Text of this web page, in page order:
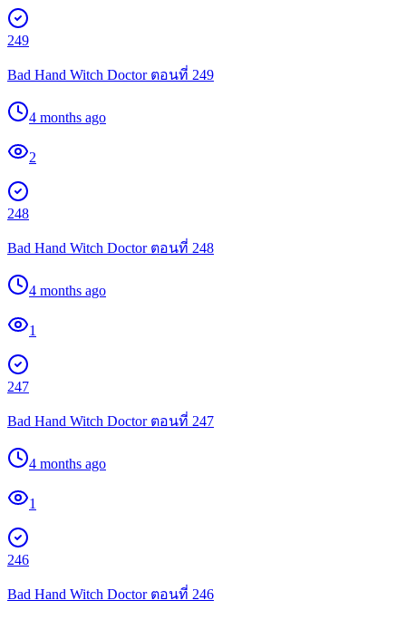
249
Bad Hand Witch Doctor ตอนที่ 249
4 months ago
2
248
Bad Hand Witch Doctor ตอนที่ 248
4 months ago
1
247
Bad Hand Witch Doctor ตอนที่ 247
4 months ago
1
246
Bad Hand Witch Doctor ตอนที่ 246